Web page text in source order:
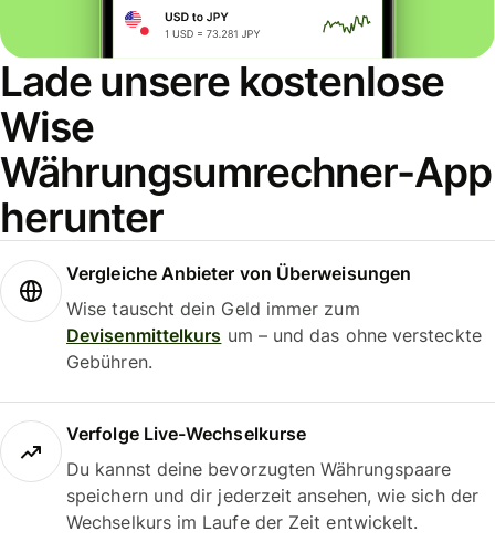
Lade unsere kostenlose
Wise
Währungsumrechner-App
herunter
Vergleiche Anbieter von Überweisungen
Wise tauscht dein Geld immer zum
Devisenmittelkurs um – und das ohne versteckte
Gebühren.
Verfolge Live-Wechselkurse
Du kannst deine bevorzugten Währungspaare
speichern und dir jederzeit ansehen, wie sich der
Wechselkurs im Laufe der Zeit entwickelt.